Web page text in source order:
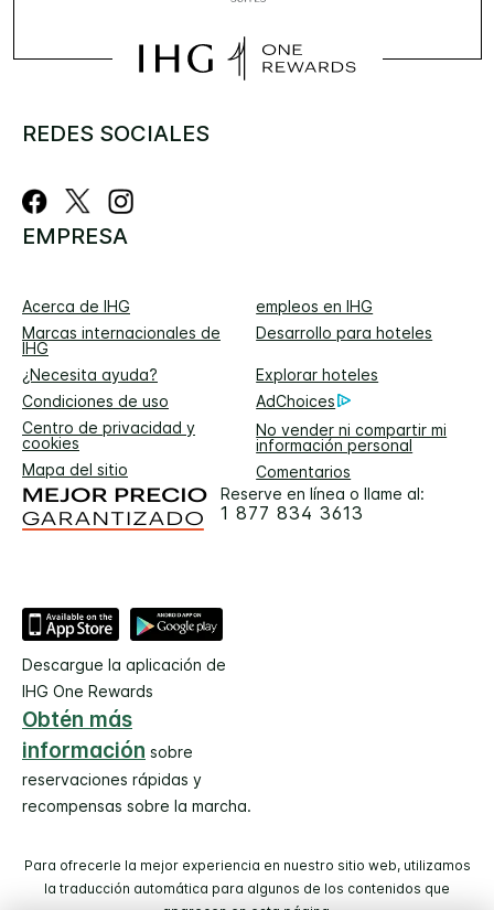
REDES SOCIALES
EMPRESA
Acerca de IHG
empleos en IHG
Marcas internacionales de
IHG
Desarrollo para hoteles
¿Necesita ayuda?
Explorar hoteles
Condiciones de uso
AdChoices
Centro de privacidad y
cookies
No vender ni compartir mi
información personal
Mapa del sitio
Comentarios
Reserve en línea o llame al:
1 877 834 3613
Descargue la aplicación de
IHG One Rewards
Obtén más
información sobre
reservaciones rápidas y
recompensas sobre la marcha.
Para ofrecerle la mejor experiencia en nuestro sitio web, utilizamos
la traducción automática para algunos de los contenidos que